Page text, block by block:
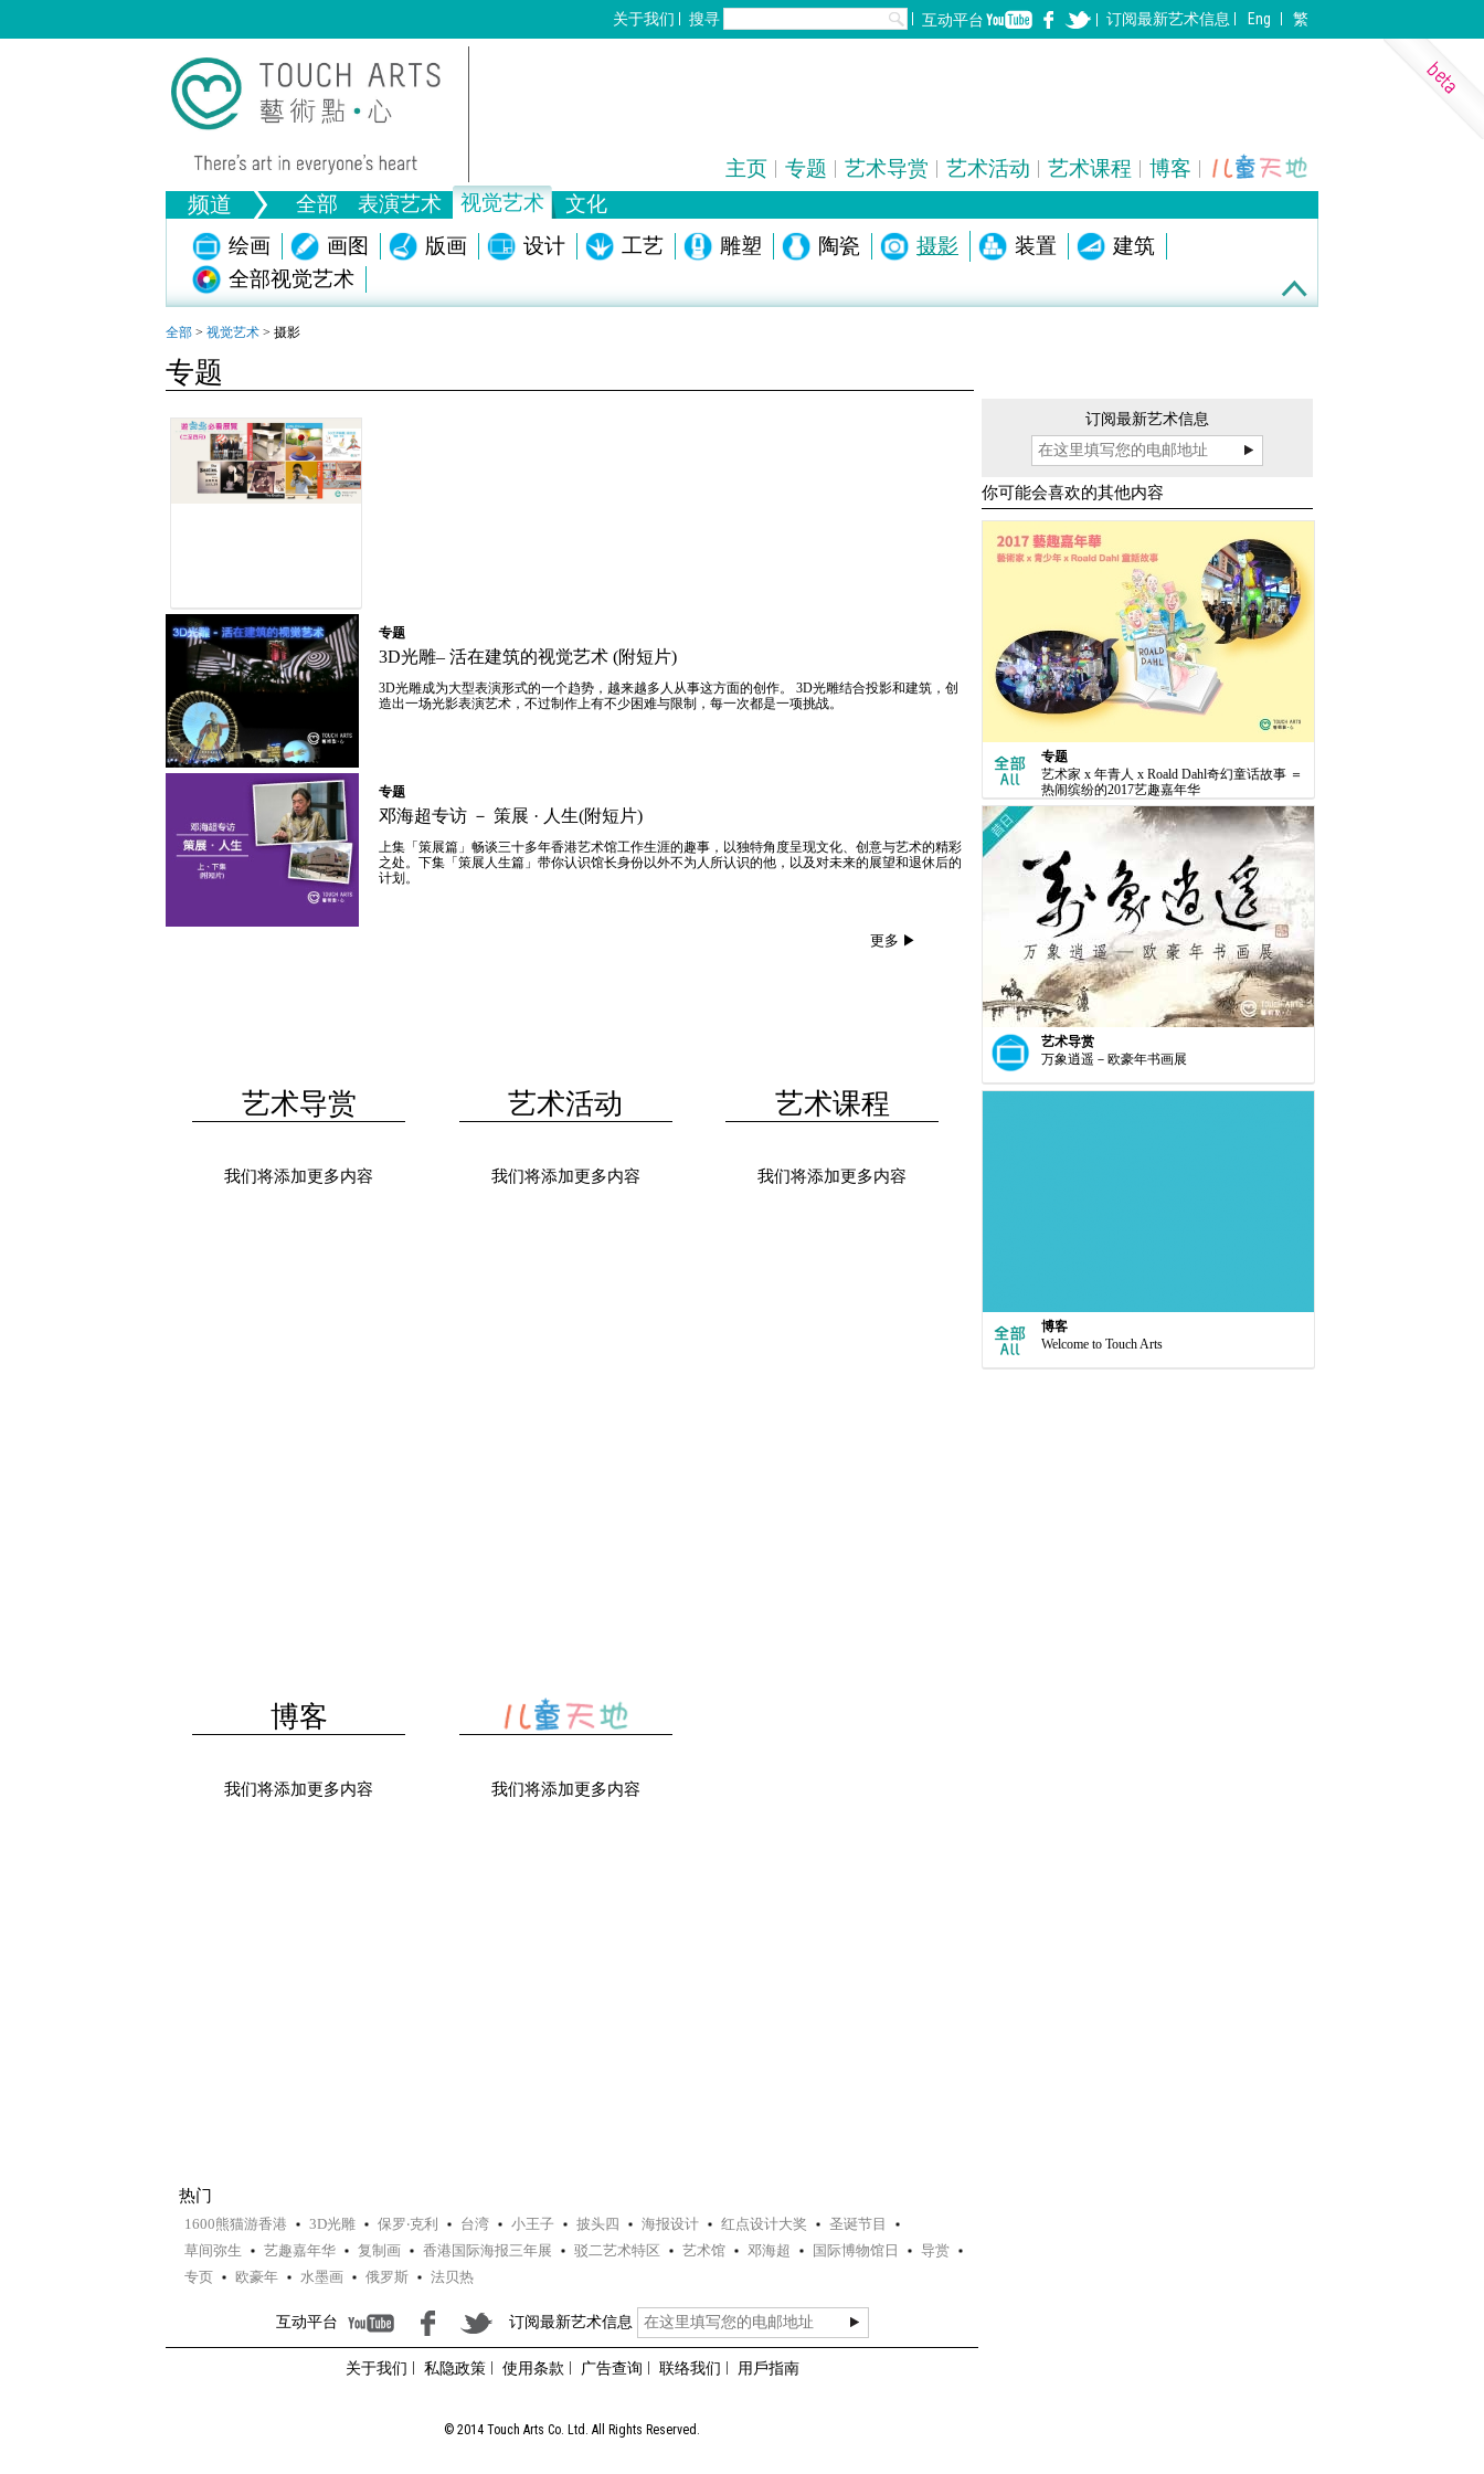
关于我们 搜寻 互动平台 订阅最新艺术信息 Eng 繁
主页 专题 艺术导赏 艺术活动 艺术课程 博客
频道 全部 表演艺术 视觉艺术 文化
音乐 舞蹈 戏剧 歌剧/音乐剧 中国戏曲 电影 全部表演艺术
绘画 画图 版画 设计 工艺 雕塑 陶瓷 摄影 装置
建筑
全部视觉艺术
生活
全部 > 视觉艺术 > 摄影
专题
专题
游台北必看展览(二至
四月)
专题
3D光雕– 活在建筑的视觉艺术 (附短片)
3D光雕成为大型表演形式的一个趋势，越来越多人从事这方面的创作。 3D光雕结合投影和建筑，创
造出一场光影表演艺术，不过制作上有不少困难与限制，每一次都是一项挑战。
专题
邓海超专访 － 策展 · 人生(附短片)
上集「策展篇」畅谈三十多年香港艺术馆工作生涯的趣事，以独特角度呈现文化、创意与艺术的精彩
之处。下集「策展人生篇」带你认识馆长身份以外不为人所认识的他，以及对未来的展望和退休后的
计划。
更多
艺术导赏
我们将添加更多内容
艺术活动
我们将添加更多内容
艺术课程
我们将添加更多内容
博客
我们将添加更多内容 我们将添加更多内容
订阅最新艺术信息
你可能会喜欢的其他内容
专题
艺术家 x 年青人 x Roald Dahl奇幻童话故事 ＝
热闹缤纷的2017艺趣嘉年华
艺术导赏
万象逍遥－欧豪年书画展
博客
Welcome to Touch Arts
热门
1600熊猫游香港 3D光雕 保罗‧克利 台湾 小王子 披头四 海报设计 红点设计大奖
圣诞节目
草间弥生
艺趣嘉年华 复制画 香港国际海报三年展 驳二艺术特区 艺术馆 邓海超 国际博物馆日
导赏
专页
欧豪年 水墨画 俄罗斯 法贝热
互动平台 订阅最新艺术信息
关于我们 私隐政策 使用条款 广告查询 联络我们 用戶指南
© 2014 Touch Arts Co. Ltd. All Rights Reserved.